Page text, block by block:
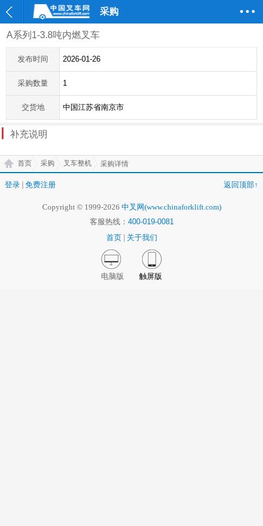
采购
A系列1-3.8吨内燃叉车
发布时间 2026-01-26
采购数量 1
交货地 中国江苏省南京市
补充说明
首页 采购 叉车整机 采购详情
登录 免费注册 返回顶部↑
Copyright © 1999-2026 中叉网(www.chinaforklift.com)
客服热线： 400-019-0081
首页
关于我们
电脑版 触屏版